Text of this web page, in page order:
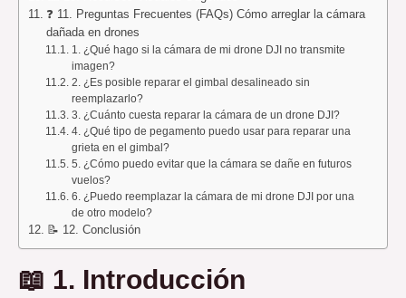
❓ 11. Preguntas Frecuentes (FAQs) Cómo arreglar la cámara
dañada en drones
1. ¿Qué hago si la cámara de mi drone DJI no transmite
imagen?
2. ¿Es posible reparar el gimbal desalineado sin
reemplazarlo?
3. ¿Cuánto cuesta reparar la cámara de un drone DJI?
4. ¿Qué tipo de pegamento puedo usar para reparar una
grieta en el gimbal?
5. ¿Cómo puedo evitar que la cámara se dañe en futuros
vuelos?
6. ¿Puedo reemplazar la cámara de mi drone DJI por una
de otro modelo?
📝 12. Conclusión
📖 1. Introducción